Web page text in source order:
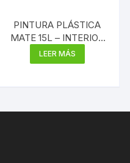
PINTURA PLÁSTICA
MATE 15L – INTERIOR
MULTICOLOR 300
LEER MÁS